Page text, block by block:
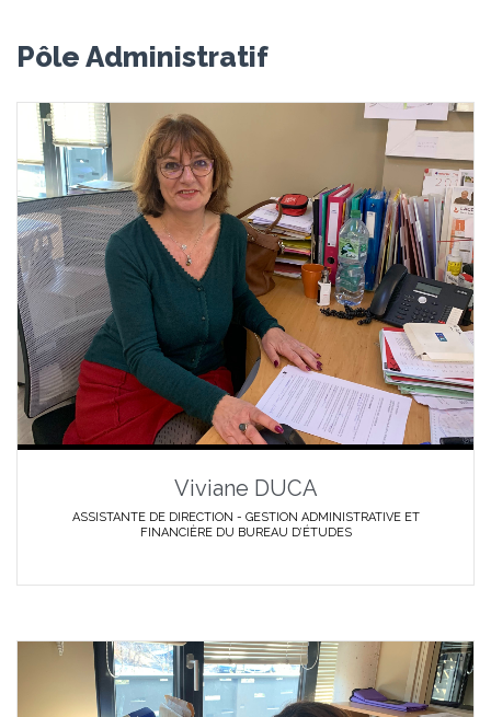
Pôle Administratif
Viviane DUCA
ASSISTANTE DE DIRECTION - GESTION ADMINISTRATIVE ET
FINANCIÈRE DU BUREAU D’ÉTUDES